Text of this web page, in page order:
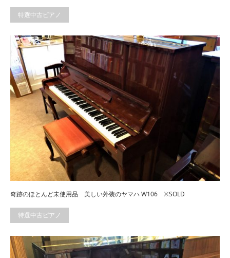
特選中古ピアノ
奇跡のほとんど未使用品 美しい外装のヤマハ W106 ※SOLD
特選中古ピアノ